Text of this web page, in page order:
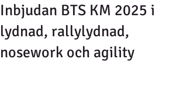
Inbjudan BTS KM 2025 i
lydnad, rallylydnad,
nosework och agility